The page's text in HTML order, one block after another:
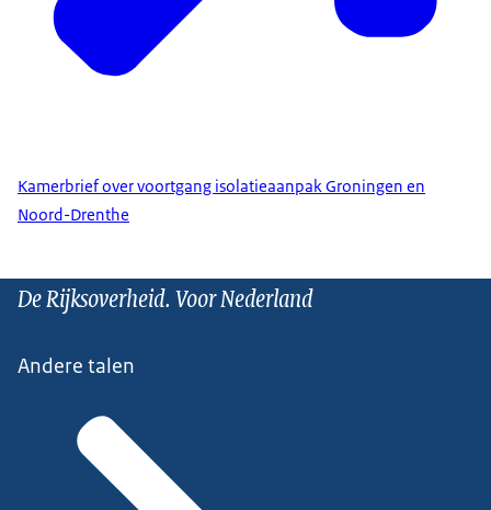
Kamerbrief over voortgang isolatieaanpak Groningen en
Noord-Drenthe
De Rijksoverheid. Voor Nederland
Andere talen